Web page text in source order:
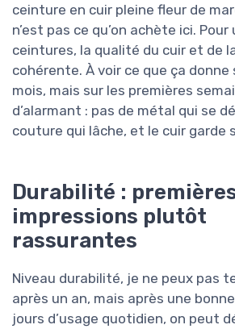
ceinture en cuir pleine fleur de
n’est pas ce qu’on achète ici.
ceintures, la qualité du cuir et de
cohérente. À voir ce que ça donne
mois, mais sur les premières
d’alarmant : pas de métal qui se
couture qui lâche, et le cuir garde
Durabilité :
impressions plutôt
rassurantes
Niveau durabilité, je ne peux pas
après un an, mais après une
jours d’usage quotidien, on peut